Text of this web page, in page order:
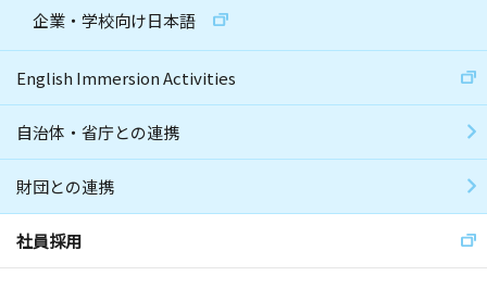
企業・学校向け日本語
English Immersion Activities
自治体・省庁との連携
財団との連携
社員採用